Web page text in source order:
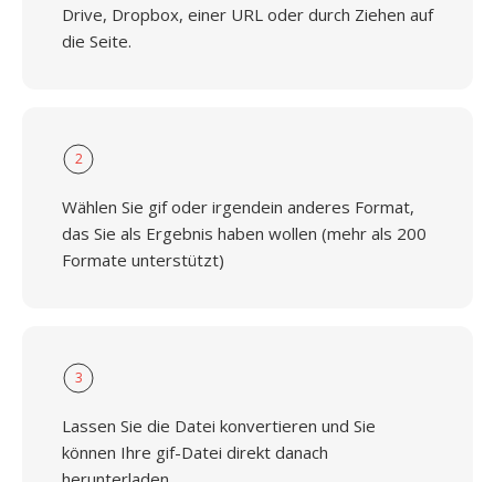
Drive, Dropbox, einer URL oder durch Ziehen auf
die Seite.
2
Wählen Sie gif oder irgendein anderes Format,
das Sie als Ergebnis haben wollen (mehr als 200
Formate unterstützt)
3
Lassen Sie die Datei konvertieren und Sie
können Ihre gif-Datei direkt danach